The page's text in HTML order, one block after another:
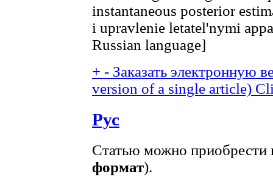
instantaneous posterior
i upravlenie letatel'nymi
Russian language]
+ - Заказать электронную
version of a single article)
Рус
Статью можно приобрести
формат).